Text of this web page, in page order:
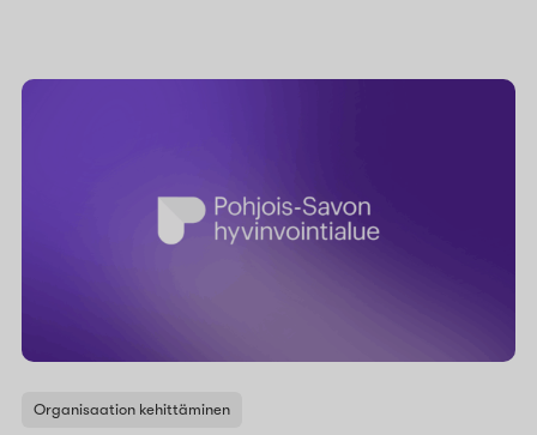
Organisaation kehittäminen